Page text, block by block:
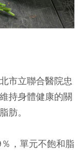
市立聯合醫院忠
持身體健康的關
肪。
，單元不飽和脂